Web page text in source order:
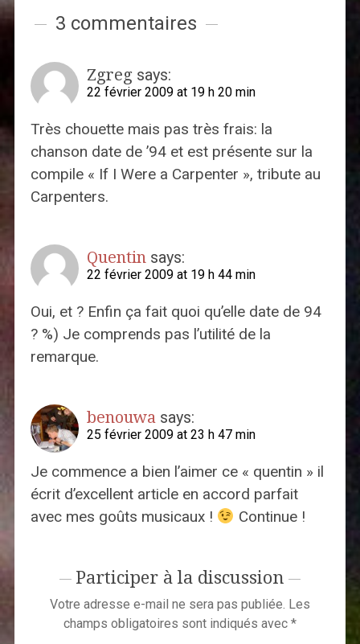
3 commentaires
Zgreg says:
22 février 2009 at 19 h 20 min
Très chouette mais pas très frais: la
chanson date de ’94 et est présente sur la
compile « If I Were a Carpenter », tribute au
Carpenters.
Quentin says:
22 février 2009 at 19 h 44 min
Oui, et ? Enfin ça fait quoi qu’elle date de 94
? %) Je comprends pas l’utilité de la
remarque.
benouwa says:
25 février 2009 at 23 h 47 min
Je commence a bien l’aimer ce « quentin » il
écrit d’excellent article en accord parfait
avec mes goûts musicaux !
Continue !
Participer à la discussion
Votre adresse e-mail ne sera pas publiée. Les
champs obligatoires sont indiqués avec *